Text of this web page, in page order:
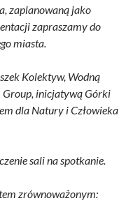
zaplanowaną jako
zapraszamy do
miasta.
Kolektyw, Wodną
Group, inicjatywą Górki
dla Natury i Człowieka
sali na spotkanie.
zrównoważonym: